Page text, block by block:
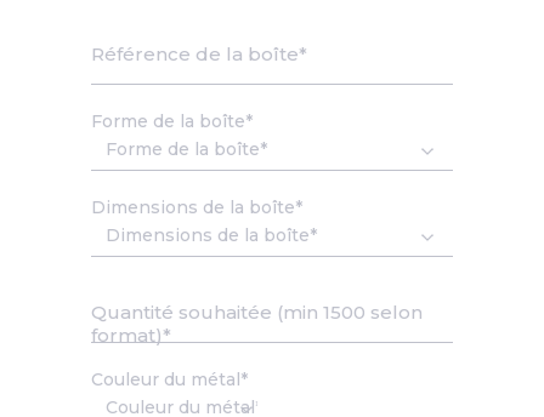
Référence de la boîte
Forme de la boîte
Dimensions de la boîte
Quantité souhaitée (min 1500 selon
format)
Couleur du métal